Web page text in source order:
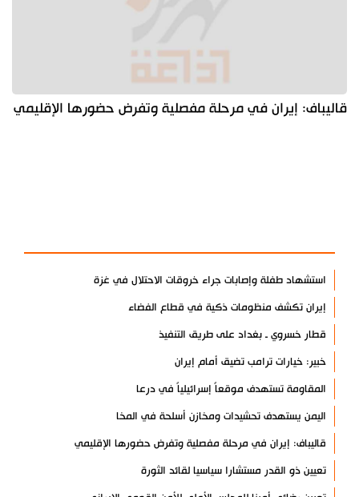
قاليباف: إيران في مرحلة مفصلية وتفرض حضورها الإقليمي
استشهاد طفلة وإصابات جراء خروقات الاحتلال في غزة
إيران تكشف منظومات ذكية في قطاع الفضاء
قطار خسروي ـ بغداد على طريق التنفيذ
خبير: خيارات ترامب تضيق أمام إيران
المقاومة تستهدف موقعاً إسرائيلياً في درعا
اليمن يستهدف تحشيدات ومخازن أسلحة في المخا
قاليباف: إيران في مرحلة مفصلية وتفرض حضورها الإقليمي
تعيين ذو القدر مستشارا سياسيا لقائد الثورة